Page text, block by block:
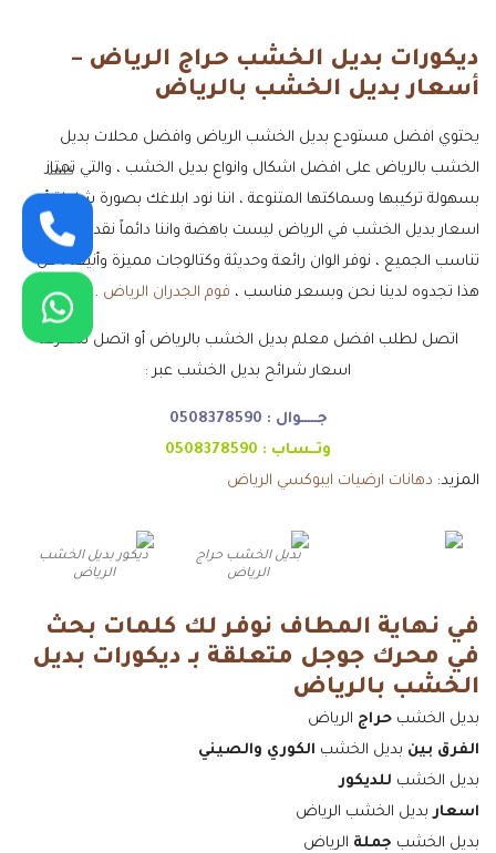
ديكورات بديل الخشب حراج الرياض –
أسعار بديل الخشب بالرياض
يحتوي افضل مستودع بديل الخشب الرياض وافضل محلات بديل
الخشب بالرياض على افضل اشكال وانواع بديل الخشب ، والتي تمتاز
بسهولة تركيبها وسماكتها المتنوعة ، اننا نود ابلاغك بصورة شاملة أن
اسعار بديل الخشب في الرياض ليست باهضة واننا دائماً نقدم اسعار
تناسب الجميع ، نوفر الوان رائعة وحديثة وكتالوجات مميزة وأنيقة ، كل
هذا تجدوه لدينا نحن وبسعر مناسب ، فوم الجدران الرياض .
اتصل لطلب افضل معلم بديل الخشب بالرياض أو اتصل لمعرفة
اسعار شرائح بديل الخشب عبر :
جـــــوال : 0508378590
وتــساب : 0508378590
المزيد: دهانات ارضيات ايبوكسي الرياض
بديل الخشب حراج
الرياض
ديكور بديل الخشب
الرياض
في نهاية المطاف نوفر لك كلمات بحث
في محرك جوجل متعلقة بـ ديكورات بديل
الخشب بالرياض
بديل الخشب حراج الرياض
الفرق بين بديل الخشب الكوري والصيني
بديل الخشب للديكور
اسعار بديل الخشب الرياض
بديل الخشب جملة الرياض
كلمنا